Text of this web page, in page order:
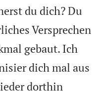
du dich? Du
Versprechen
gebaut. Ich
dich mal aus
dorthin